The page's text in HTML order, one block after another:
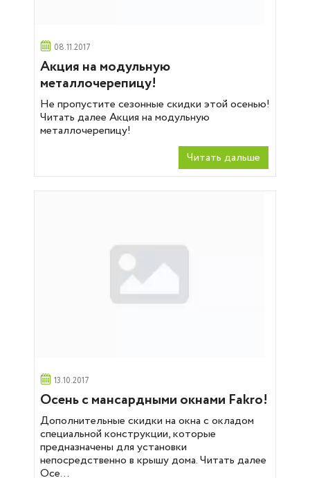
08.11.2017
Акция на модульную
металлочерепицу!
Не пропустите сезонные скидки этой осенью!
Читать далее Акция на модульную
металлочерепицу!
Читать дальше
13.10.2017
Осень с мансардными окнами Fakro!
Дополнительные скидки на окна с окладом
специальной конструкции, которые
предназначены для установки
непосредственно в крышу дома. Читать далее
Осе...